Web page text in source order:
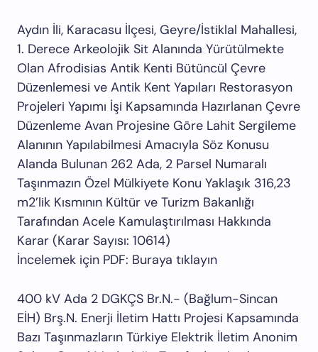
Aydın İli, Karacasu İlçesi, Geyre/İstiklal Mahallesi,
1. Derece Arkeolojik Sit Alanında Yürütülmekte
Olan Afrodisias Antik Kenti Bütüncül Çevre
Düzenlemesi ve Antik Kent Yapıları Restorasyon
Projeleri Yapımı İşi Kapsamında Hazırlanan Çevre
Düzenleme Avan Projesine Göre Lahit Sergileme
Alanının Yapılabilmesi Amacıyla Söz Konusu
Alanda Bulunan 262 Ada, 2 Parsel Numaralı
Taşınmazın Özel Mülkiyete Konu Yaklaşık 316,23
m2’lik Kısmının Kültür ve Turizm Bakanlığı
Tarafından Acele Kamulaştırılması Hakkında
Karar (Karar Sayısı: 10614)
İncelemek için PDF: Buraya tıklayın
400 kV Ada 2 DGKÇS Br.N.- (Bağlum-Sincan
EİH) Brş.N. Enerji İletim Hattı Projesi Kapsamında
Bazı Taşınmazların Türkiye Elektrik İletim Anonim